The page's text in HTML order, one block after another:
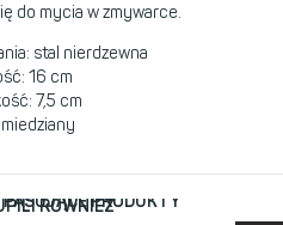
do mycia w zmywarce.
stal nierdzewna
16 cm
7,5 cm
PASUJĄCE PRODUKTY
RÓWNIEŻ